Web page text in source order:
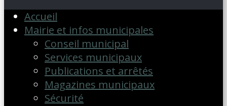
Accueil
Mairie et infos municipales
Conseil municipal
Services municipaux
Publications et arrêtés
Magazines municipaux
Sécurité